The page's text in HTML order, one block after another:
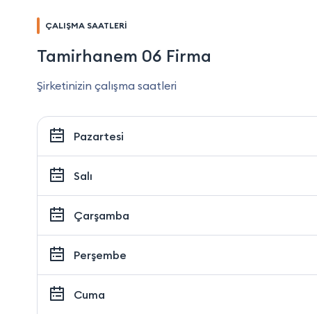
ÇALIŞMA SAATLERİ
Tamirhanem 06 Firma
Şirketinizin çalışma saatleri
Pazartesi
Salı
Çarşamba
Perşembe
Cuma